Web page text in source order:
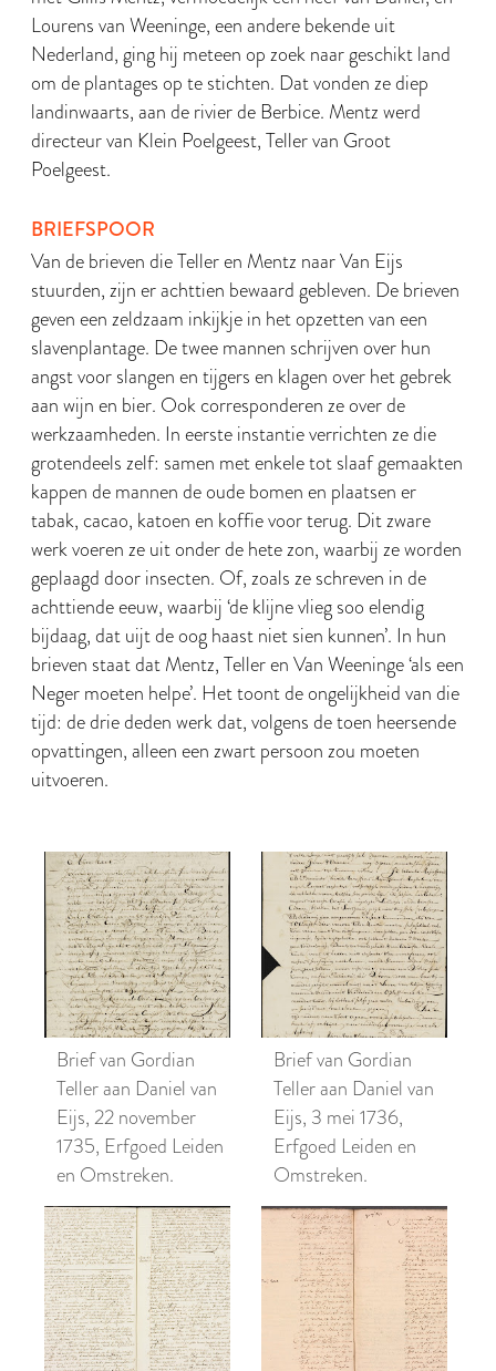
Lourens van Weeninge, een andere bekende uit
Nederland, ging hij meteen op zoek naar geschikt land
om de plantages op te stichten. Dat vonden ze diep
landinwaarts, aan de rivier de Berbice. Mentz werd
directeur van Klein Poelgeest, Teller van Groot
Poelgeest.
BRIEFSPOOR
Van de brieven die Teller en Mentz naar Van Eijs
stuurden, zijn er achttien bewaard gebleven. De brieven
geven een zeldzaam inkijkje in het opzetten van een
slavenplantage. De twee mannen schrijven over hun
angst voor slangen en tijgers en klagen over het gebrek
aan wijn en bier. Ook corresponderen ze over de
werkzaamheden. In eerste instantie verrichten ze die
grotendeels zelf: samen met enkele tot slaaf gemaakten
kappen de mannen de oude bomen en plaatsen er
tabak, cacao, katoen en koffie voor terug. Dit zware
werk voeren ze uit onder de hete zon, waarbij ze worden
geplaagd door insecten. Of, zoals ze schreven in de
achttiende eeuw, waarbij ‘de klijne vlieg soo elendig
bijdaag, dat uijt de oog haast niet sien kunnen’. In hun
brieven staat dat Mentz, Teller en Van Weeninge ‘als een
Neger moeten helpe’. Het toont de ongelijkheid van die
tijd: de drie deden werk dat, volgens de toen heersende
opvattingen, alleen een zwart persoon zou moeten
uitvoeren.
Brief van Gordian
Teller aan Daniel van
Eijs, 22 november
1735, Erfgoed Leiden
en Omstreken.
Brief van Gordian
Teller aan Daniel van
Eijs, 3 mei 1736,
Erfgoed Leiden en
Omstreken.